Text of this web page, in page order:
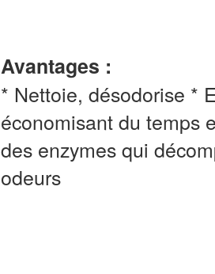
Avantages :
* Nettoie, désodorise *
économisant du temps
des enzymes qui
odeurs